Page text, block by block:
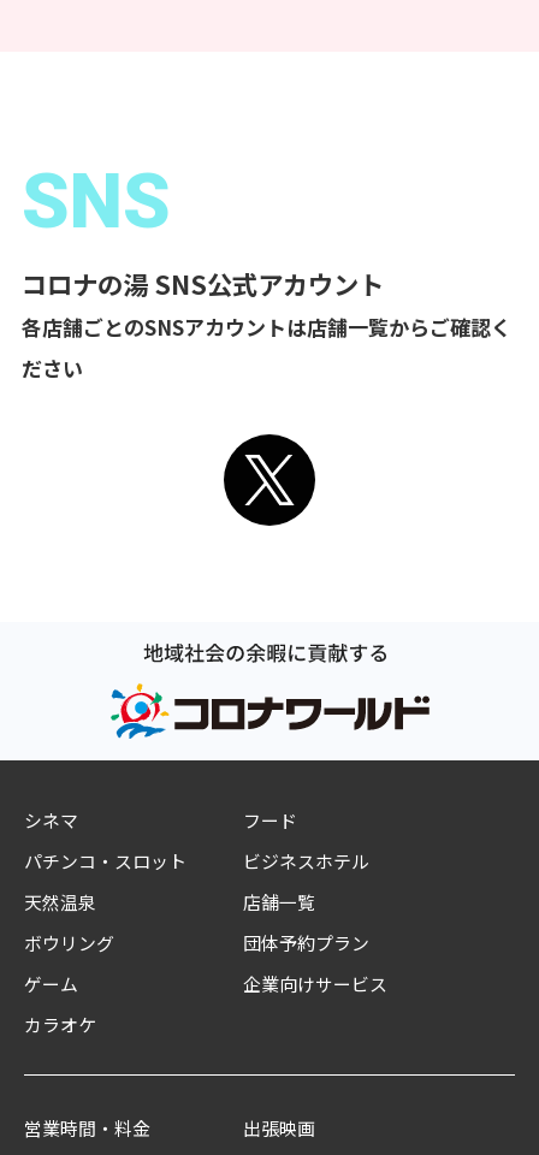
SNS
コロナの湯 SNS公式アカウント
各店舗ごとのSNSアカウントは店舗一覧からご確認く
ださい
シネマ
パチンコ・スロット
天然温泉
ボウリング
ゲーム
カラオケ
フード
ビジネスホテル
店舗一覧
団体予約プラン
企業向けサービス
営業時間・料金 出張映画